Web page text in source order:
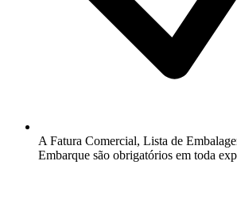
A Fatura Comercial, Lista de
Embarque são obrigatórios em toda